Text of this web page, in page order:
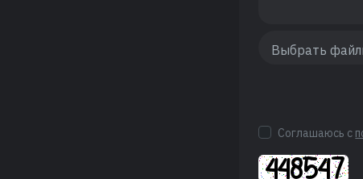
Соглашаюсь с